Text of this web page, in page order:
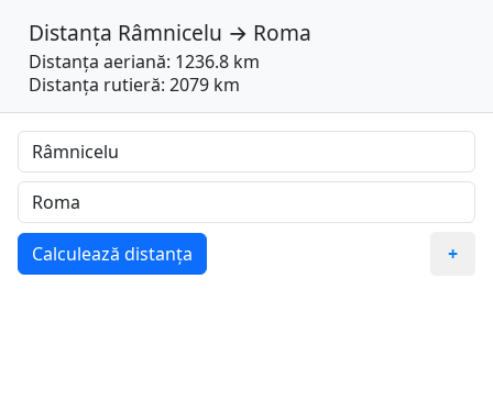
Distanța Râmnicelu → Roma
Distanța aeriană: 1236.8 km
Distanța rutieră: 2079 km
Calculează distanța +